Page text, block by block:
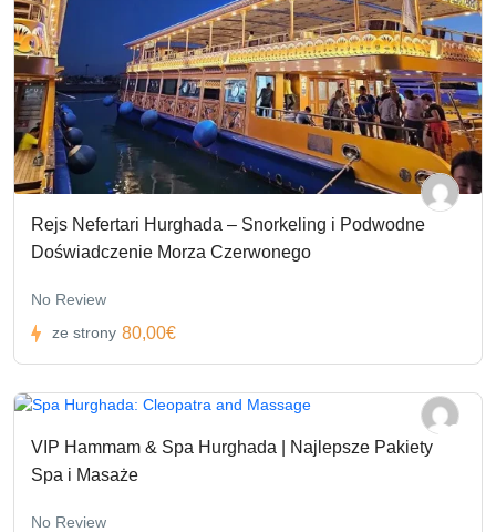
Rejs Nefertari Hurghada – Snorkeling i Podwodne
Doświadczenie Morza Czerwonego
No Review
ze strony 80,00€
VIP Hammam & Spa Hurghada | Najlepsze Pakiety
Spa i Masaże
No Review